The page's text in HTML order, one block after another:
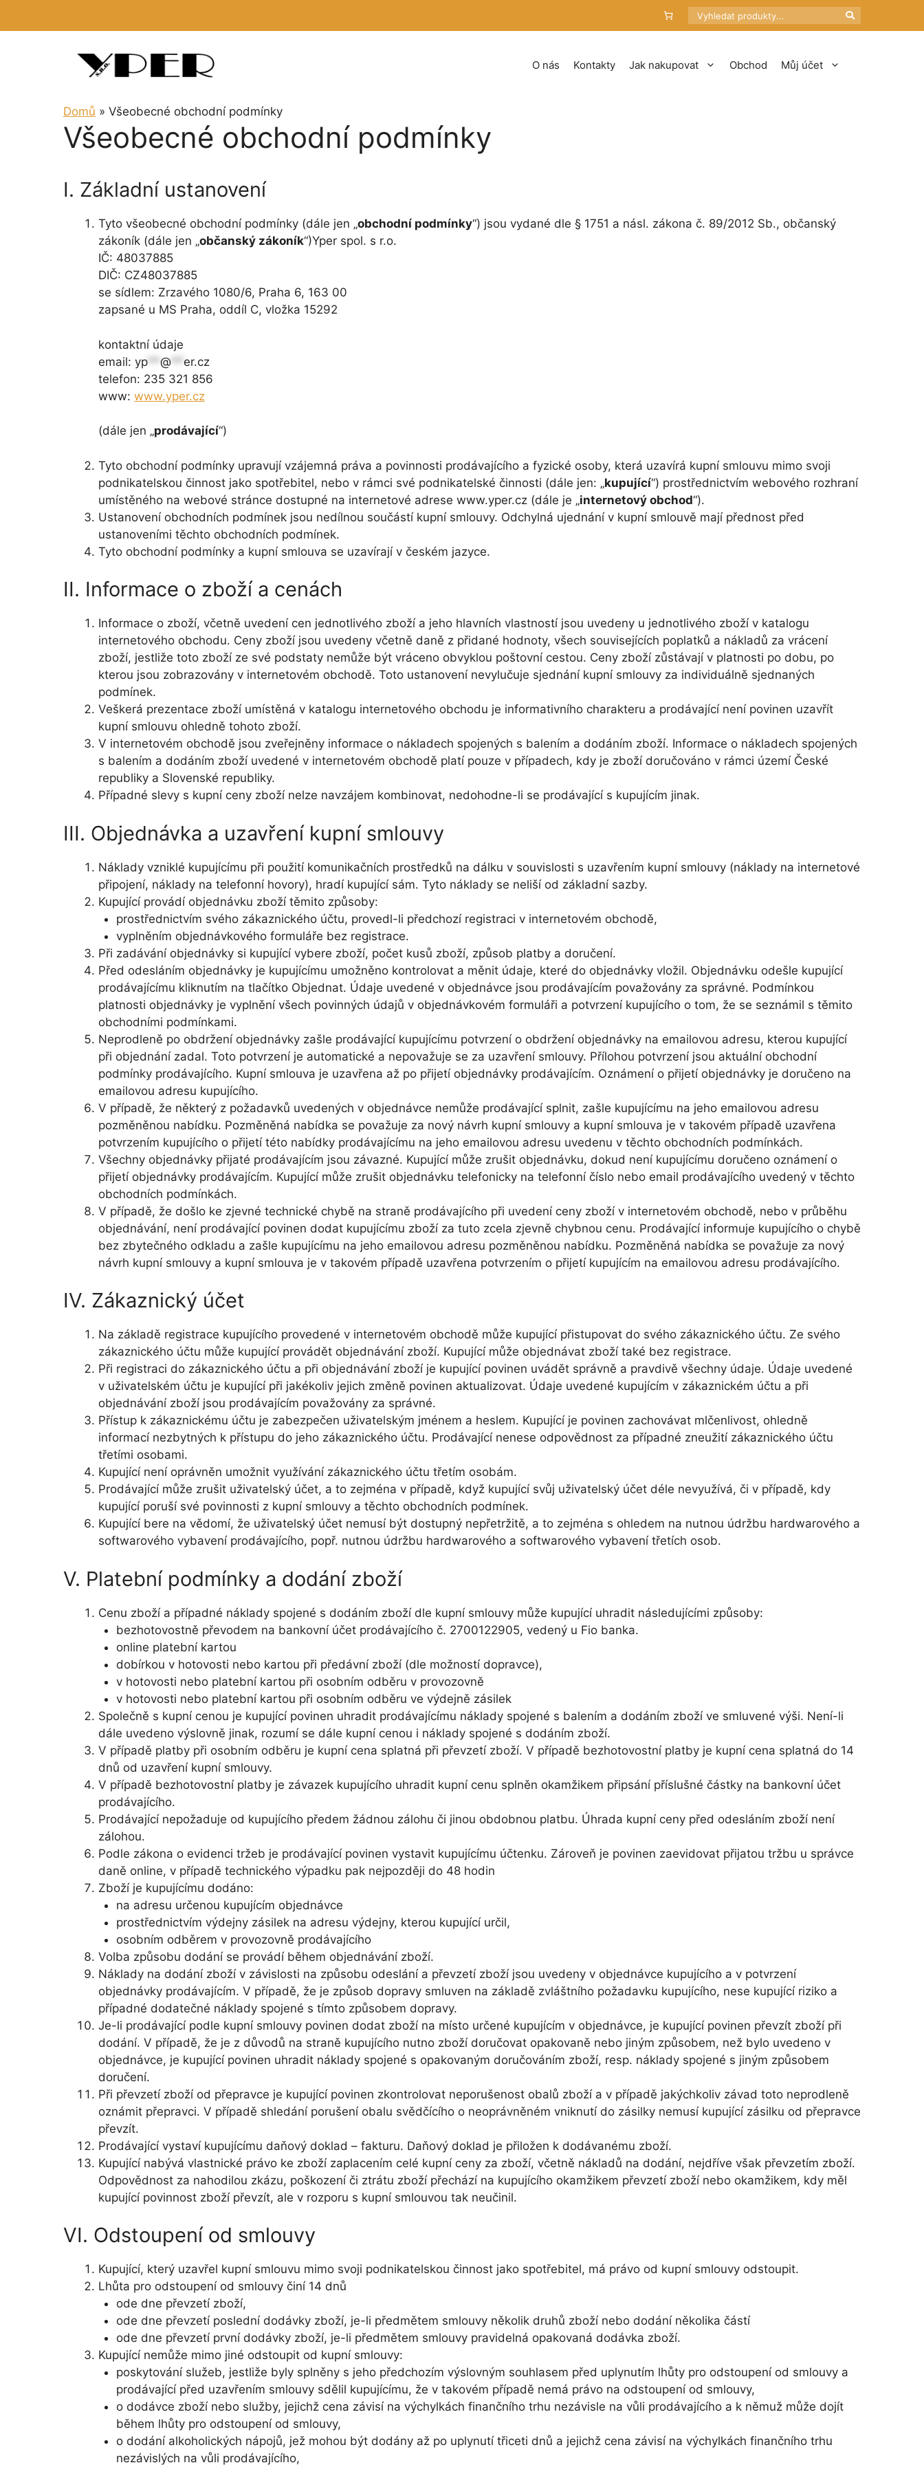
Hledat
O nás Kontakty Jak nakupovat Obchod Můj účet
Domů » Všeobecné obchodní podmínky
Všeobecné obchodní podmínky
I. Základní ustanovení
Tyto všeobecné obchodní podmínky (dále jen „obchodní podmínky“) jsou vydané dle § 1751 a násl. zákona č. 89/2012 Sb., občanský
zákoník (dále jen „občanský zákoník“)Yper spol. s r.o.
IČ: 48037885
DIČ: CZ48037885
se sídlem: Zrzavého 1080/6, Praha 6, 163 00
zapsané u MS Praha, oddíl C, vložka 15292
kontaktní údaje
email: yp ** @ ** er.cz
telefon: 235 321 856
www: www.yper.cz
(dále jen „prodávající“)
Tyto obchodní podmínky upravují vzájemná práva a povinnosti prodávajícího a fyzické osoby, která uzavírá kupní smlouvu mimo svoji
podnikatelskou činnost jako spotřebitel, nebo v rámci své podnikatelské činnosti (dále jen: „kupující“) prostřednictvím webového rozhraní
umístěného na webové stránce dostupné na internetové adrese www.yper.cz (dále je „internetový obchod“).
Ustanovení obchodních podmínek jsou nedílnou součástí kupní smlouvy. Odchylná ujednání v kupní smlouvě mají přednost před
ustanoveními těchto obchodních podmínek.
Tyto obchodní podmínky a kupní smlouva se uzavírají v českém jazyce.
II. Informace o zboží a cenách
Informace o zboží, včetně uvedení cen jednotlivého zboží a jeho hlavních vlastností jsou uvedeny u jednotlivého zboží v katalogu
internetového obchodu. Ceny zboží jsou uvedeny včetně daně z přidané hodnoty, všech souvisejících poplatků a nákladů za vrácení
zboží, jestliže toto zboží ze své podstaty nemůže být vráceno obvyklou poštovní cestou. Ceny zboží zůstávají v platnosti po dobu, po
kterou jsou zobrazovány v internetovém obchodě. Toto ustanovení nevylučuje sjednání kupní smlouvy za individuálně sjednaných
podmínek.
Veškerá prezentace zboží umístěná v katalogu internetového obchodu je informativního charakteru a prodávající není povinen uzavřít
kupní smlouvu ohledně tohoto zboží.
V internetovém obchodě jsou zveřejněny informace o nákladech spojených s balením a dodáním zboží. Informace o nákladech spojených
s balením a dodáním zboží uvedené v internetovém obchodě platí pouze v případech, kdy je zboží doručováno v rámci území České
republiky a Slovenské republiky.
Případné slevy s kupní ceny zboží nelze navzájem kombinovat, nedohodne-li se prodávající s kupujícím jinak.
III. Objednávka a uzavření kupní smlouvy
Náklady vzniklé kupujícímu při použití komunikačních prostředků na dálku v souvislosti s uzavřením kupní smlouvy (náklady na internetové
připojení, náklady na telefonní hovory), hradí kupující sám. Tyto náklady se neliší od základní sazby.
Kupující provádí objednávku zboží těmito způsoby:
prostřednictvím svého zákaznického účtu, provedl-li předchozí registraci v internetovém obchodě,
vyplněním objednávkového formuláře bez registrace.
Při zadávání objednávky si kupující vybere zboží, počet kusů zboží, způsob platby a doručení.
Před odesláním objednávky je kupujícímu umožněno kontrolovat a měnit údaje, které do objednávky vložil. Objednávku odešle kupující
prodávajícímu kliknutím na tlačítko Objednat. Údaje uvedené v objednávce jsou prodávajícím považovány za správné. Podmínkou
platnosti objednávky je vyplnění všech povinných údajů v objednávkovém formuláři a potvrzení kupujícího o tom, že se seznámil s těmito
obchodními podmínkami.
Neprodleně po obdržení objednávky zašle prodávající kupujícímu potvrzení o obdržení objednávky na emailovou adresu, kterou kupující
při objednání zadal. Toto potvrzení je automatické a nepovažuje se za uzavření smlouvy. Přílohou potvrzení jsou aktuální obchodní
podmínky prodávajícího. Kupní smlouva je uzavřena až po přijetí objednávky prodávajícím. Oznámení o přijetí objednávky je doručeno na
emailovou adresu kupujícího.
V případě, že některý z požadavků uvedených v objednávce nemůže prodávající splnit, zašle kupujícímu na jeho emailovou adresu
pozměněnou nabídku. Pozměněná nabídka se považuje za nový návrh kupní smlouvy a kupní smlouva je v takovém případě uzavřena
potvrzením kupujícího o přijetí této nabídky prodávajícímu na jeho emailovou adresu uvedenu v těchto obchodních podmínkách.
Všechny objednávky přijaté prodávajícím jsou závazné. Kupující může zrušit objednávku, dokud není kupujícímu doručeno oznámení o
přijetí objednávky prodávajícím. Kupující může zrušit objednávku telefonicky na telefonní číslo nebo email prodávajícího uvedený v těchto
obchodních podmínkách.
V případě, že došlo ke zjevné technické chybě na straně prodávajícího při uvedení ceny zboží v internetovém obchodě, nebo v průběhu
objednávání, není prodávající povinen dodat kupujícímu zboží za tuto zcela zjevně chybnou cenu. Prodávající informuje kupujícího o chybě
bez zbytečného odkladu a zašle kupujícímu na jeho emailovou adresu pozměněnou nabídku. Pozměněná nabídka se považuje za nový
návrh kupní smlouvy a kupní smlouva je v takovém případě uzavřena potvrzením o přijetí kupujícím na emailovou adresu prodávajícího.
IV. Zákaznický účet
Na základě registrace kupujícího provedené v internetovém obchodě může kupující přistupovat do svého zákaznického účtu. Ze svého
zákaznického účtu může kupující provádět objednávání zboží. Kupující může objednávat zboží také bez registrace.
Při registraci do zákaznického účtu a při objednávání zboží je kupující povinen uvádět správně a pravdivě všechny údaje. Údaje uvedené
v uživatelském účtu je kupující při jakékoliv jejich změně povinen aktualizovat. Údaje uvedené kupujícím v zákaznickém účtu a při
objednávání zboží jsou prodávajícím považovány za správné.
Přístup k zákaznickému účtu je zabezpečen uživatelským jménem a heslem. Kupující je povinen zachovávat mlčenlivost, ohledně
informací nezbytných k přístupu do jeho zákaznického účtu. Prodávající nenese odpovědnost za případné zneužití zákaznického účtu
třetími osobami.
Kupující není oprávněn umožnit využívání zákaznického účtu třetím osobám.
Prodávající může zrušit uživatelský účet, a to zejména v případě, když kupující svůj uživatelský účet déle nevyužívá, či v případě, kdy
kupující poruší své povinnosti z kupní smlouvy a těchto obchodních podmínek.
Kupující bere na vědomí, že uživatelský účet nemusí být dostupný nepřetržitě, a to zejména s ohledem na nutnou údržbu hardwarového a
softwarového vybavení prodávajícího, popř. nutnou údržbu hardwarového a softwarového vybavení třetích osob.
V. Platební podmínky a dodání zboží
Cenu zboží a případné náklady spojené s dodáním zboží dle kupní smlouvy může kupující uhradit následujícími způsoby:
bezhotovostně převodem na bankovní účet prodávajícího č. 2700122905, vedený u Fio banka.
online platební kartou
dobírkou v hotovosti nebo kartou při předávní zboží (dle možností dopravce),
v hotovosti nebo platební kartou při osobním odběru v provozovně
v hotovosti nebo platební kartou při osobním odběru ve výdejně zásilek
Společně s kupní cenou je kupující povinen uhradit prodávajícímu náklady spojené s balením a dodáním zboží ve smluvené výši. Není-li
dále uvedeno výslovně jinak, rozumí se dále kupní cenou i náklady spojené s dodáním zboží.
V případě platby při osobním odběru je kupní cena splatná při převzetí zboží. V případě bezhotovostní platby je kupní cena splatná do 14
dnů od uzavření kupní smlouvy.
V případě bezhotovostní platby je závazek kupujícího uhradit kupní cenu splněn okamžikem připsání příslušné částky na bankovní účet
prodávajícího.
Prodávající nepožaduje od kupujícího předem žádnou zálohu či jinou obdobnou platbu. Úhrada kupní ceny před odesláním zboží není
zálohou.
Podle zákona o evidenci tržeb je prodávající povinen vystavit kupujícímu účtenku. Zároveň je povinen zaevidovat přijatou tržbu u správce
daně online, v případě technického výpadku pak nejpozději do 48 hodin
Zboží je kupujícímu dodáno:
na adresu určenou kupujícím objednávce
prostřednictvím výdejny zásilek na adresu výdejny, kterou kupující určil,
osobním odběrem v provozovně prodávajícího
Volba způsobu dodání se provádí během objednávání zboží.
Náklady na dodání zboží v závislosti na způsobu odeslání a převzetí zboží jsou uvedeny v objednávce kupujícího a v potvrzení
objednávky prodávajícím. V případě, že je způsob dopravy smluven na základě zvláštního požadavku kupujícího, nese kupující riziko a
případné dodatečné náklady spojené s tímto způsobem dopravy.
Je-li prodávající podle kupní smlouvy povinen dodat zboží na místo určené kupujícím v objednávce, je kupující povinen převzít zboží při
dodání. V případě, že je z důvodů na straně kupujícího nutno zboží doručovat opakovaně nebo jiným způsobem, než bylo uvedeno v
objednávce, je kupující povinen uhradit náklady spojené s opakovaným doručováním zboží, resp. náklady spojené s jiným způsobem
doručení.
Při převzetí zboží od přepravce je kupující povinen zkontrolovat neporušenost obalů zboží a v případě jakýchkoliv závad toto neprodleně
oznámit přepravci. V případě shledání porušení obalu svědčícího o neoprávněném vniknutí do zásilky nemusí kupující zásilku od přepravce
převzít.
Prodávající vystaví kupujícímu daňový doklad – fakturu. Daňový doklad je přiložen k dodávanému zboží.
Kupující nabývá vlastnické právo ke zboží zaplacením celé kupní ceny za zboží, včetně nákladů na dodání, nejdříve však převzetím zboží.
Odpovědnost za nahodilou zkázu, poškození či ztrátu zboží přechází na kupujícího okamžikem převzetí zboží nebo okamžikem, kdy měl
kupující povinnost zboží převzít, ale v rozporu s kupní smlouvou tak neučinil.
VI. Odstoupení od smlouvy
Kupující, který uzavřel kupní smlouvu mimo svoji podnikatelskou činnost jako spotřebitel, má právo od kupní smlouvy odstoupit.
Lhůta pro odstoupení od smlouvy činí 14 dnů
ode dne převzetí zboží,
ode dne převzetí poslední dodávky zboží, je-li předmětem smlouvy několik druhů zboží nebo dodání několika částí
ode dne převzetí první dodávky zboží, je-li předmětem smlouvy pravidelná opakovaná dodávka zboží.
Kupující nemůže mimo jiné odstoupit od kupní smlouvy:
poskytování služeb, jestliže byly splněny s jeho předchozím výslovným souhlasem před uplynutím lhůty pro odstoupení od smlouvy a
prodávající před uzavřením smlouvy sdělil kupujícímu, že v takovém případě nemá právo na odstoupení od smlouvy,
o dodávce zboží nebo služby, jejichž cena závisí na výchylkách finančního trhu nezávisle na vůli prodávajícího a k němuž může dojít
během lhůty pro odstoupení od smlouvy,
o dodání alkoholických nápojů, jež mohou být dodány až po uplynutí třiceti dnů a jejichž cena závisí na výchylkách finančního trhu
nezávislých na vůli prodávajícího,